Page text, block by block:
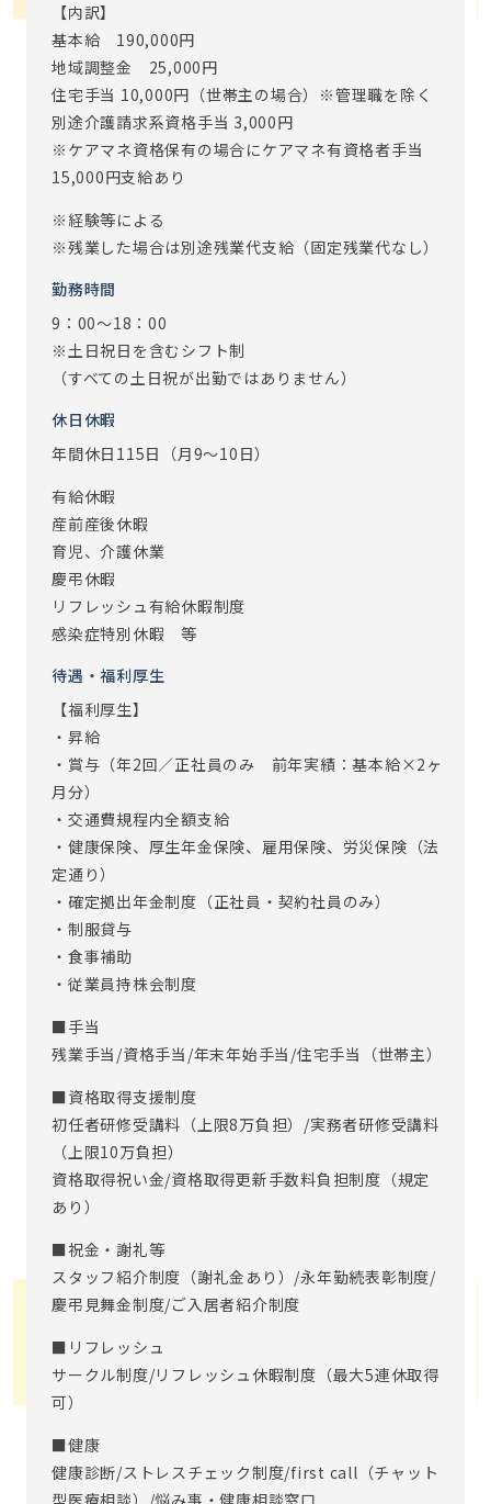
をしたり、お客様とコミュニケーションを取ることもありま
す。事務所内は、事業所長をはじめ、皆で声をかけ合える環
境です。
また､ご入居者とスタッフの距離が密接である事も、アズハ
イムでのお仕事の魅力です。
事務スタッフは直接介護業務に携わりませんが、ご入居者
とのちょっとしたおしゃべり等で、ほっこり癒されること
も。。。♪
務）
※定年制度あり（定年60歳）
【内訳】
基本給 190,000円
地域調整金 25,000円
住宅手当 10,000円（世帯主の場合）※管理職を除く
別途介護請求系資格手当 3,000円
※ケアマネ資格保有の場合にケアマネ有資格者手当
15,000円支給あり
※経験等による
※残業した場合は別途残業代支給（固定残業代なし）
勤務時間
9：00～18：00
※土日祝日を含むシフト制
（すべての土日祝が出勤ではありません）
休日休暇
年間休日115日（月9～10日）
有給休暇
産前産後休暇
育児、介護休業
慶弔休暇
リフレッシュ有給休暇制度
感染症特別休暇 等
待遇・福利厚生
【福利厚生】
・昇給
・賞与（年2回／正社員のみ 前年実績：基本給×2ヶ
月分）
・交通費規程内全額支給
・健康保険、厚生年金保険、雇用保険、労災保険（法
定通り）
・確定拠出年金制度（正社員・契約社員のみ）
・制服貸与
・食事補助
・従業員持株会制度
■手当
残業手当/資格手当/年末年始手当/住宅手当（世帯主）
■資格取得支援制度
初任者研修受講料（上限8万負担）/実務者研修受講料
（上限10万負担）
資格取得祝い金/資格取得更新手数料負担制度（規定
あり）
■祝金・謝礼等
スタッフ紹介制度（謝礼金あり）/永年勤続表彰制度/
慶弔見舞金制度/ご入居者紹介制度
■リフレッシュ
サークル制度/リフレッシュ休暇制度（最大5連休取得
可）
■健康
健康診断/ストレスチェック制度/first call（チャット